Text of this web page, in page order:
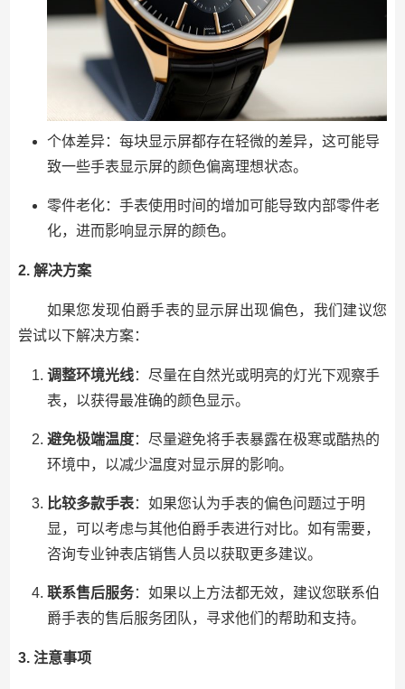
个体差异：每块显示屏都存在轻微的差异，这可能导
致一些手表显示屏的颜色偏离理想状态。
零件老化：手表使用时间的增加可能导致内部零件老
化，进而影响显示屏的颜色。
2. 解决方案
如果您发现伯爵手表的显示屏出现偏色，我们建议您
尝试以下解决方案：
调整环境光线：尽量在自然光或明亮的灯光下观察手
表，以获得最准确的颜色显示。
避免极端温度：尽量避免将手表暴露在极寒或酷热的
环境中，以减少温度对显示屏的影响。
比较多款手表：如果您认为手表的偏色问题过于明
显，可以考虑与其他伯爵手表进行对比。如有需要，
咨询专业钟表店销售人员以获取更多建议。
联系售后服务：如果以上方法都无效，建议您联系伯
爵手表的售后服务团队，寻求他们的帮助和支持。
3. 注意事项